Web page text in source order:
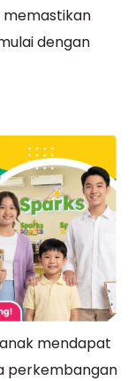
memastikan
dengan
mendapat
perkembangan